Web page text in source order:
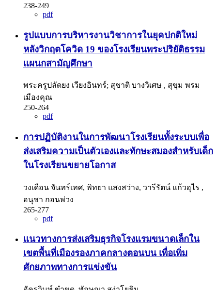
238-249
pdf
รูปแบบการบริหารงานวิชาการในยุคปกติใหม่
หลังวิกฤตโควิด 19 ของโรงเรียนพระปริยัติธรรม
แผนกสามัญศึกษา
พระครูปลัดยง เวียงอินทร์; สุชาติ บางวิเศษ , สุขุม พรม
เมืองคุณ
250-264
pdf
การปฏิบัติงานในการพัฒนาโรงเรียนทั้งระบบเพื่อ
ส่งเสริมความเป็นตัวเองและทักษะสมองสำหรับเด็ก
ในโรงเรียนขยายโอกาส
วงเดือน จันทร์เทศ, พิทยา แสงสว่าง, วารีรัตน์ แก้วอุไร ,
อนุชา กอนพ่วง
265-277
pdf
แนวทางการส่งเสริมธุรกิจโรงแรมขนาดเล็กใน
เขตพื้นที่เมืองรองภาคกลางตอนบน เพื่อเพิ่ม
ศักยภาพทางการแข่งขัน